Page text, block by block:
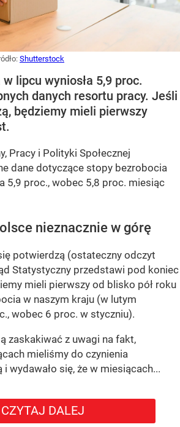
Shutterstock
lipcu wyniosła 5,9 proc.
danych resortu pracy. Jeśli
będziemy mieli pierwszy
Pracy i Polityki Społecznej
dane dotyczące stopy bezrobocia
5,9 proc., wobec 5,8 proc. miesiąc
nieznacznie w górę
potwierdzą (ostateczny odczyt
Statystyczny przedstawi pod koniec
mieli pierwszy od blisko pół roku
w naszym kraju (w lutym
wobec 6 proc. w styczniu).
zaskakiwać z uwagi na fakt,
mieliśmy do czynienia
wydawało się, że w miesiącach...
CZYTAJ DALEJ